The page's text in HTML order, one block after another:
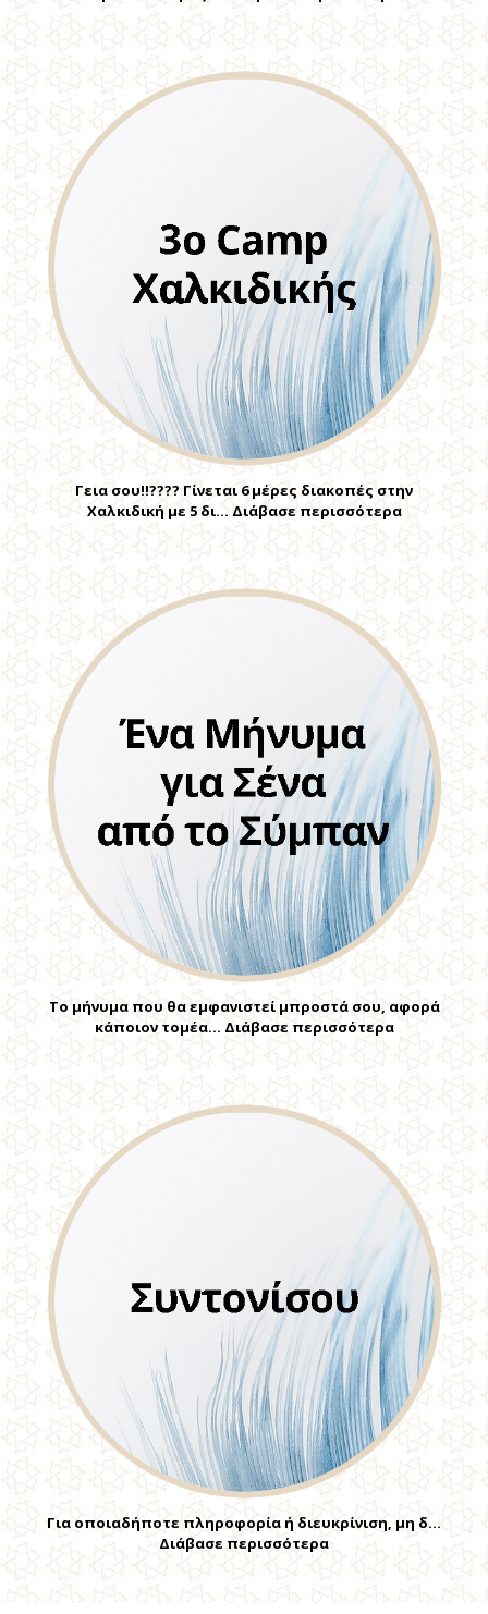
Γεια σου!!???? Γίνεται 6 μέρες διακοπές στην
Χαλκιδική με 5 δι… Διάβασε περισσότερα
Το μήνυμα που θα εμφανιστεί μπροστά σου, αφορά
κάποιον τομέα… Διάβασε περισσότερα
Για οποιαδήποτε πληροφορία ή διευκρίνιση, μη δ…
Διάβασε περισσότερα